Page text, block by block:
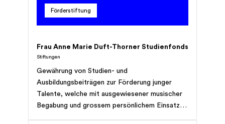
Förderstiftung
Frau Anne Marie Duft-Thorner Studienfonds
Stiftungen
Gewährung von Studien- und
Ausbildungsbeiträgen zur Förderung junger
Talente, welche mit ausgewiesener musischer
Begabung und grossem persönlichem Einsatz